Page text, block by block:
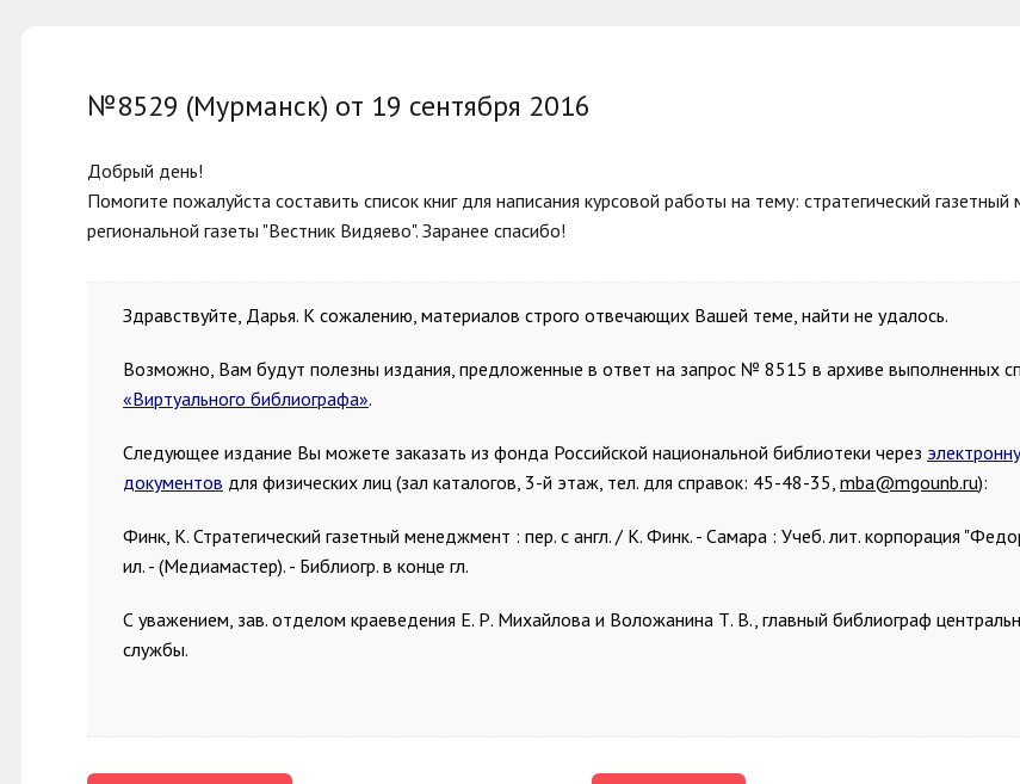
№8529 (Мурманск) от 19 сентября 2016
Добрый день!
Помогите пожалуйста составить список книг для написания курсовой работы на тему: стратегический
региональной газеты "Вестник Видяево". Заранее спасибо!
Здравствуйте, Дарья. К сожалению, материалов строго отвечающих Вашей теме, найти не удалось.
Возможно, Вам будут полезны издания, предложенные в ответ на запрос № 8515 в архиве выполненных
«Виртуального библиографа».
Следующее издание Вы можете заказать из фонда Российской национальной библиотеки через
документов для физических лиц (зал каталогов, 3-й этаж, тел. для справок: 45-48-35, mba@mgounb.ru):
Финк, К. Стратегический газетный менеджмент : пер. с англ. / К. Финк. - Самара : Учеб. лит. корпорация
ил. - (Медиамастер). - Библиогр. в конце гл.
С уважением, зав. отделом краеведения Е. Р. Михайлова и Воложанина Т. В., главный библиограф
службы.